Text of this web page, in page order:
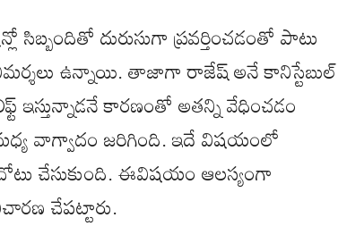
సిబ్బందితో దురుసుగా ప్రవర్తించడంతో పాటు
ఉన్నాయి. తాజాగా రాజేష్ అనే కానిస్టేబుల్
ఇస్తున్నాడనే కారణంతో అతన్ని వేధించడం
వాగ్వాదం జరిగింది. ఇదే విషయంలో
చేసుకుంది. ఈవిషయం ఆలస్యంగా
చేపట్టారు.